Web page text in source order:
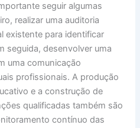
seguir algumas
realizar uma auditoria
existente para identificar
seguida, desenvolver uma
uma comunicação
profissionais. A produção
e a construção de
qualificadas também são
contínuo das